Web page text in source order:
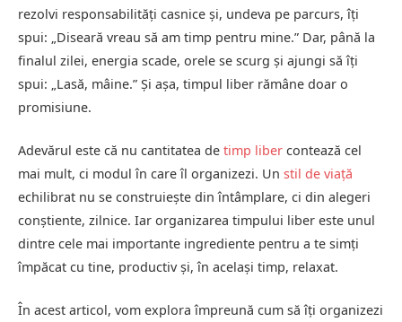
rezolvi responsabilități casnice și, undeva pe parcurs, îți
spui: „Diseară vreau să am timp pentru mine.” Dar, până la
finalul zilei, energia scade, orele se scurg și ajungi să îți
spui: „Lasă, mâine.” Și așa, timpul liber rămâne doar o
promisiune.
Adevărul este că nu cantitatea de timp liber contează cel
mai mult, ci modul în care îl organizezi. Un stil de viață
echilibrat nu se construiește din întâmplare, ci din alegeri
conștiente, zilnice. Iar organizarea timpului liber este unul
dintre cele mai importante ingrediente pentru a te simți
împăcat cu tine, productiv și, în același timp, relaxat.
În acest articol, vom explora împreună cum să îți organizezi